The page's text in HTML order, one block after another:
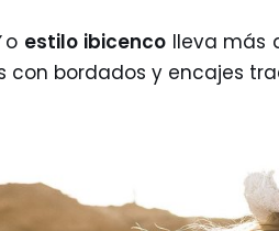
o estilo ibicencolleva más
con bordados y encajes